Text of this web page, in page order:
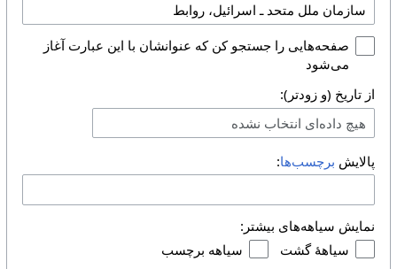
صفحه‌هایی را جستجو کن که عنوانشان با این عبارت آغاز
می‌شود
از تاریخ (و زودتر):
هیچ داده‌ای انتخاب نشده
پالایش برچسب‌ها:
نمایش سیاهه‌های بیشتر:
سیاههٔ گشت
سیاهه برچسب